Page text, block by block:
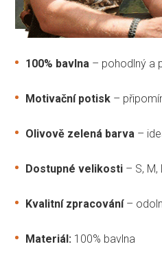
100% bavlna – pohodlný a
Motivační potisk –
Olivově zelená barva –
Dostupné velikosti – S, M,
Kvalitní zpracování–
Materiál: 100% bavlna